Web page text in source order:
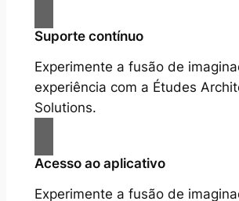
Suporte contínuo
Experimente a fusão de
experiência com a Études
Solutions.
Acesso ao aplicativo
Experimente a fusão de